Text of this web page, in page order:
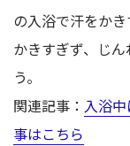
の入浴で汗をか
かきすぎず、じ
う。
関連記事： 入浴
事はこちら